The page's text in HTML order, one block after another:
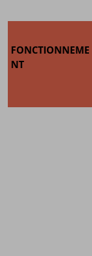
FONCTIONNEME
NT